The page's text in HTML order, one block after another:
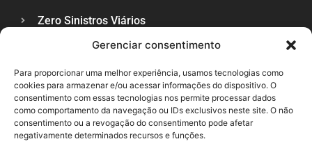
Gerenciar consentimento
Para proporcionar uma melhor experiência, usamos tecnologias como
cookies para armazenar e/ou acessar informações do dispositivo. O
consentimento com essas tecnologias nos permite processar dados
como comportamento da navegação ou IDs exclusivos neste site. O não
consentimento ou a revogação do consentimento pode afetar
negativamente determinados recursos e funções.
Zero Sinistros Viários
Veículos Sustentáveis
Trânsito Lance a Lance
Veja Também
Blog